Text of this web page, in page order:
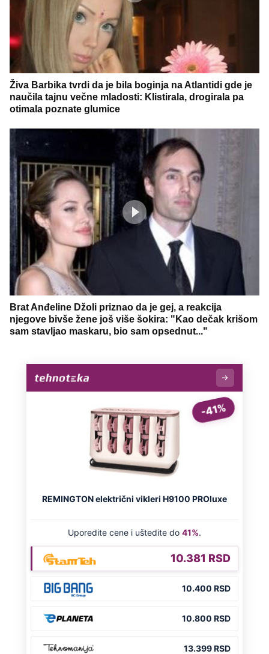
Živa Barbika tvrdi da je bila boginja na Atlantidi gde je
naučila tajnu večne mladosti: Klistirala, drogirala pa
otimala poznate glumice
Brat Anđeline Džoli priznao da je gej, a reakcija
njegove bivše žene još više šokira: "Kao dečak krišom
sam stavljao maskaru, bio sam opsednut..."